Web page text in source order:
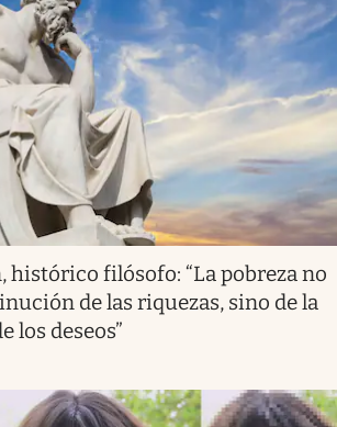
histórico filósofo: “La pobreza no
de las riquezas, sino de la
los deseos”